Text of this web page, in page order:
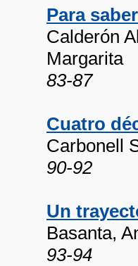
Para
Calderón
Margarita
83-87
Cuatro
Carbonell
90-92
Un
Basanta,
93-94